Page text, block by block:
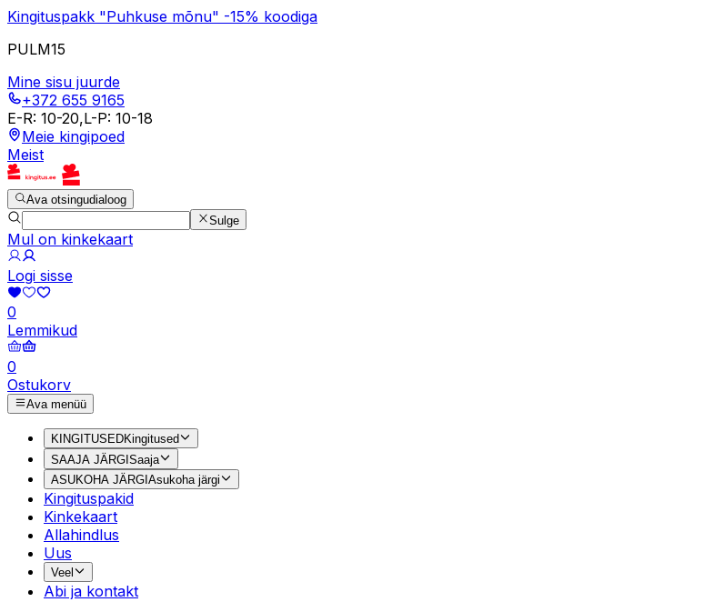
Kingituspakk "Puhkuse mõnu" -15% koodiga
PULM15
Mine sisu juurde
+372 655 9165
E-R: 10-20,L-P: 10-18
Meie kingipoed
Meist
Ava otsingudialoog
Sulge
Mul on kinkekaart
Logi sisse
0
Lemmikud
0
Ostukorv
Ava menüü
KINGITUSEDKingitused
SAAJA JÄRGISaaja
ASUKOHA JÄRGI Asukoha järgi
Kingituspakid
Kinkekaart
Allahindlus
Uus
Veel
Abi ja kontakt